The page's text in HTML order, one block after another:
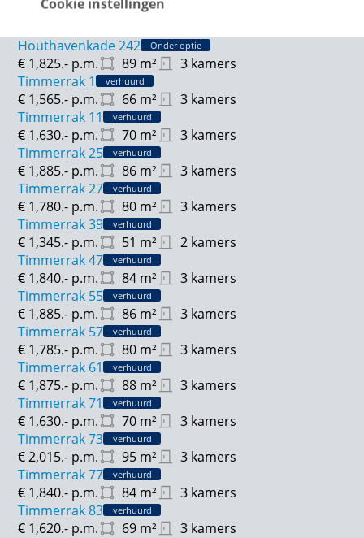
Houthavenkade 240
Onder optie
Houthavenkade 242
Onder optie
89 m² 3 kamers
€ 1,825.- p.m.
Timmerrak 1
verhuurd
66 m² 3 kamers
€ 1,565.- p.m.
Timmerrak 11
verhuurd
70 m² 3 kamers
€ 1,630.- p.m.
Timmerrak 25
verhuurd
86 m² 3 kamers
€ 1,885.- p.m.
Timmerrak 27
verhuurd
80 m² 3 kamers
€ 1,780.- p.m.
Timmerrak 39
verhuurd
51 m² 2 kamers
€ 1,345.- p.m.
Timmerrak 47
verhuurd
84 m² 3 kamers
€ 1,840.- p.m.
Timmerrak 55
verhuurd
86 m² 3 kamers
€ 1,885.- p.m.
Timmerrak 57
verhuurd
80 m² 3 kamers
€ 1,785.- p.m.
Timmerrak 61
verhuurd
88 m² 3 kamers
€ 1,875.- p.m.
Timmerrak 71
verhuurd
70 m² 3 kamers
€ 1,630.- p.m.
Timmerrak 73
verhuurd
95 m² 3 kamers
€ 2,015.- p.m.
Timmerrak 77
verhuurd
84 m² 3 kamers
€ 1,840.- p.m.
Timmerrak 83
verhuurd
69 m² 3 kamers
€ 1,620.- p.m.
Cookie instellingen